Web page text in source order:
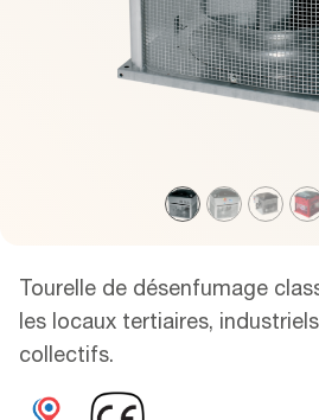
Tourelle de désenfumage
les locaux tertiaires,
collectifs.